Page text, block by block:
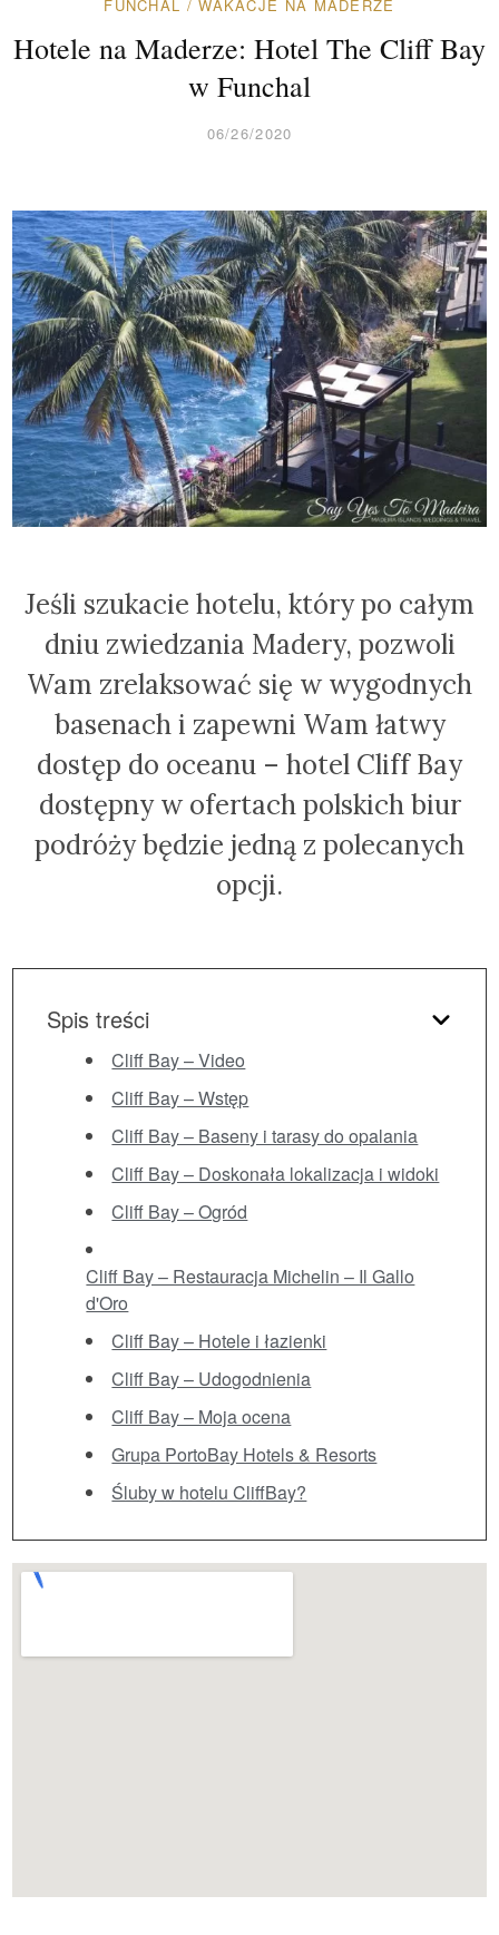
FUNCHAL /WAKACJE NA MADERZE
Hotele na Maderze: Hotel The Cliff Bay
w Funchal
06/26/2020
Jeśli szukacie hotelu, który po całym
dniu zwiedzania Madery, pozwoli
Wam zrelaksować się w wygodnych
basenach i zapewni Wam łatwy
dostęp do oceanu – hotel Cliff Bay
dostępny w ofertach polskich biur
podróży będzie jedną z polecanych
opcji.
Spis treści
Cliff Bay – Video
Cliff Bay – Wstęp
Cliff Bay – Baseny i tarasy do opalania
Cliff Bay – Doskonała lokalizacja i widoki
Cliff Bay – Ogród
Cliff Bay – Restauracja Michelin – Il Gallo
d'Oro
Cliff Bay – Hotele i łazienki
Cliff Bay – Udogodnienia
Cliff Bay – Moja ocena
Grupa PortoBay Hotels & Resorts
Śluby w hotelu CliffBay?